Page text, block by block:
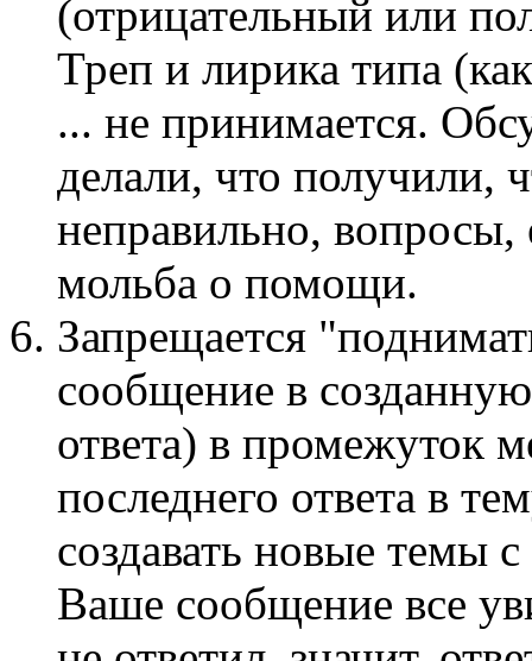
(отрицательный или
Треп и лирика типа
... не принимается.
делали, что получили,
неправильно, вопросы,
мольба о помощи.
Запрещается
сообщение в
ответа) в промежуток
последнего ответа в
создавать новые темы
Ваше сообщение все